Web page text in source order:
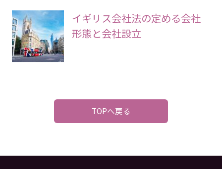
イギリス会社法の定める会社
形態と会社設立
TOPへ戻る